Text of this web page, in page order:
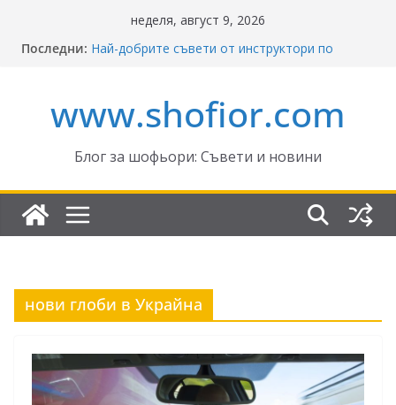
неделя, август 9, 2026
Последни: Най-добрите съвети от инструктори по
пътищата на България – в сила от 2026
ВНИМАНИЕ: Франция криминализира
Отнемане на контролни точки – по колко и
Промени в Закона за пътищата 2025–2026:
Какво трябва да знаят шофьорите?
www.shofior.com
Блог за шофьори: Съвети и новини
нови глоби в Украйна